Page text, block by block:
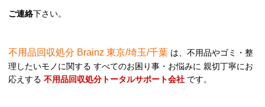
ご連絡下さい。
不用品回収処分 Brainz 東京/埼玉/千葉 は、不用品やゴミ・整
理したいモノに関する すべてのお困り事・お悩みに 親切丁寧にお
応えする 不用品回収処分トータルサポート会社 です。